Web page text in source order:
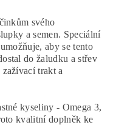
svého
a semen. Speciální
aby se tento
do žaludku a střev
trakt a
kyseliny - Omega 3,
kvalitní doplněk ke